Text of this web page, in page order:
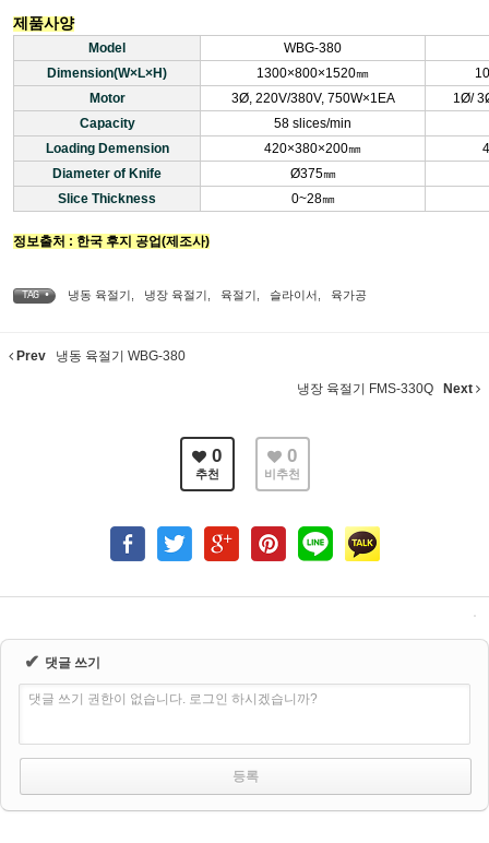
제품사양
Model
WBG-380
Dimension(W×L×H)
1300×800×1520㎜
Motor
3Ø, 220V/380V, 750W×1EA
1Ø/
Capacity
58 slices/min
Loading Demension
420×380×200㎜
Diameter of Knife
Ø375㎜
Slice Thickness
0~28㎜
정보출처 : 한국 후지 공업(제조사)
TAG • 냉동 육절기 냉장 육절기 육절기 슬라이서 육가공
Prev 냉동 육절기 WBG-380
냉장 육절기 FMS-330Q Next
0
추천
0
비추천
✔ 댓글 쓰기
댓글 쓰기 권한이 없습니다. 로그인 하시겠습니까?